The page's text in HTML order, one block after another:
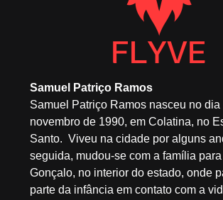
Samuel Patriço Ramos
Samuel Patriço Ramos nasceu no dia
novembro de 1990, em Colatina, no
Santo. Viveu na cidade por alguns
seguida, mudou-se com a família
Gonçalo, no interior do estado, onde
parte da infância em contato com a